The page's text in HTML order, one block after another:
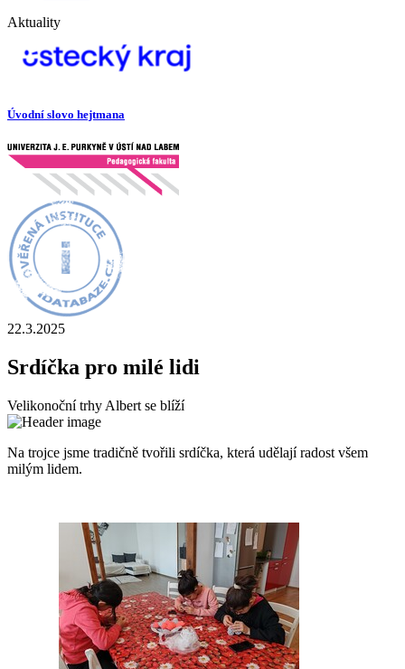
Aktuality
Úvodní slovo hejtmana
22.3.2025
Srdíčka pro milé lidi
Velikonoční trhy Albert se blíží
Na trojce jsme tradičně tvořili srdíčka, která udělají radost všem
milým lidem.